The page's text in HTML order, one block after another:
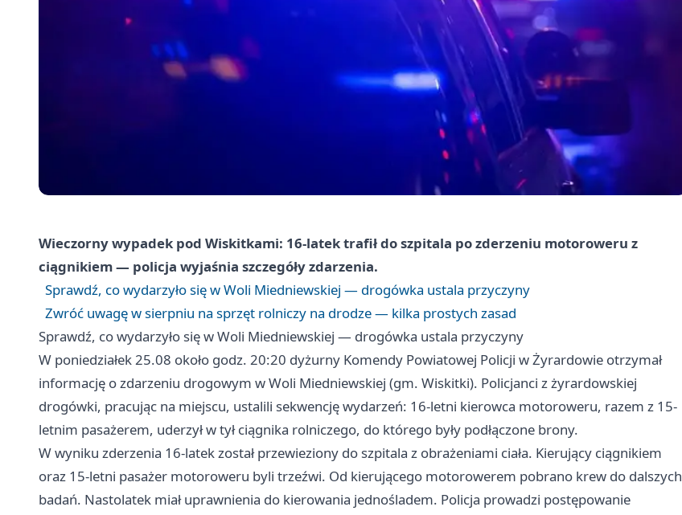
Wieczorny wypadek pod Wiskitkami: 16-latek trafił do szpitala po zderzeniu motoroweru z
ciągnikiem — policja wyjaśnia szczegóły zdarzenia.
Sprawdź, co wydarzyło się w Woli Miedniewskiej — drogówka ustala przyczyny
Zwróć uwagę w sierpniu na sprzęt rolniczy na drodze — kilka prostych zasad
Sprawdź, co wydarzyło się w Woli Miedniewskiej — drogówka ustala przyczyny
W poniedziałek 25.08 około godz. 20:20 dyżurny Komendy Powiatowej Policji w Żyrardowie otrzymał
informację o zdarzeniu drogowym w Woli Miedniewskiej (gm. Wiskitki). Policjanci z żyrardowskiej
drogówki, pracując na miejscu, ustalili sekwencję wydarzeń: 16-letni kierowca motoroweru, razem z 15-
letnim pasażerem, uderzył w tył ciągnika rolniczego, do którego były podłączone brony.
W wyniku zderzenia 16-latek został przewieziony do szpitala z obrażeniami ciała. Kierujący ciągnikiem
oraz 15-letni pasażer motoroweru byli trzeźwi. Od kierującego motorowerem pobrano krew do dalszych
badań. Nastolatek miał uprawnienia do kierowania jednośladem. Policja prowadzi postępowanie